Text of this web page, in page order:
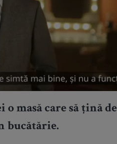
masă care să țină
bucătărie.